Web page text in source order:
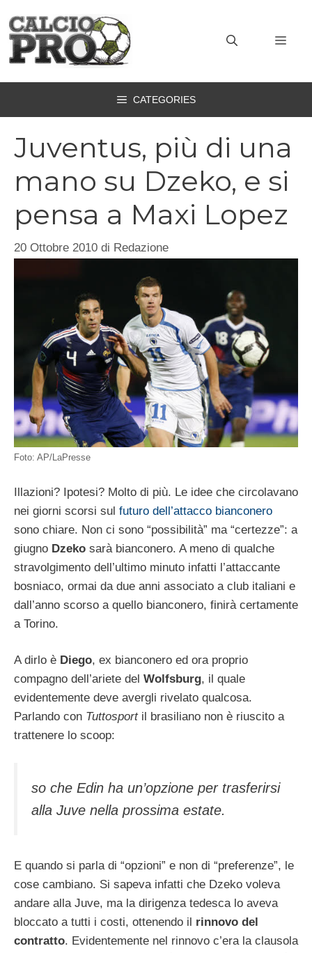
contenuto
CATEGORIES
Juventus, più di una
mano su Dzeko, e si
pensa a Maxi Lopez
20 Ottobre 2010 di Redazione
Foto: AP/LaPresse
Illazioni? Ipotesi? Molto di più. Le idee che circolavano
nei giorni scorsi sul futuro dell’attacco bianconero
sono chiare. Non ci sono “possibilità” ma “certezze”: a
giugno Dzeko sarà bianconero. A meno di qualche
stravolgimento dell’ultimo minuto infatti l’attaccante
bosniaco, ormai da due anni associato a club italiani e
dall’anno scorso a quello bianconero, finirà certamente
a Torino.
A dirlo è Diego, ex bianconero ed ora proprio
compagno dell’ariete del Wolfsburg, il quale
evidentemente deve avergli rivelato qualcosa.
Parlando con Tuttosportil brasiliano non è riuscito a
trattenere lo scoop:
so che Edin ha un’opzione per trasferirsi
alla Juve nella prossima estate.
E quando si parla di “opzioni” e non di “preferenze”, le
cose cambiano. Si sapeva infatti che Dzeko voleva
andare alla Juve, ma la dirigenza tedesca lo aveva
bloccato a tutti i costi, ottenendo il rinnovo del
contratto. Evidentemente nel rinnovo c’era la clausola